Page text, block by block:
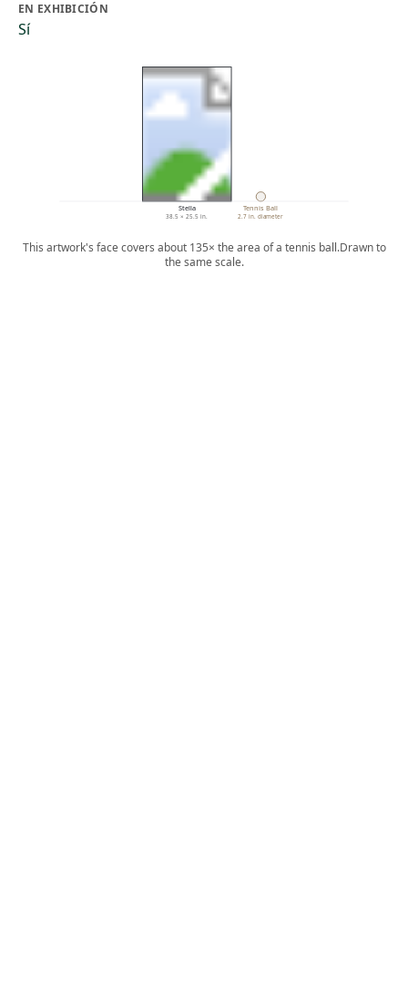
EN EXHIBICIÓN
Sí
Stella
38.5 × 25.5 in.
Tennis Ball
2.7 in. diameter
This artwork's face covers about 135× the area of a tennis ball.Drawn to
the same scale.